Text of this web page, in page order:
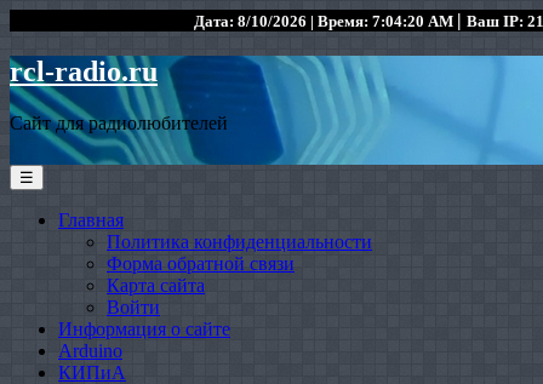
Дата: 8/10/2026 | Время: 7:04:20 AM | Ваш IP:
rcl-radio.ru
Сайт для радиолюбителей
☰
Главная
Политика конфиденциальности
Форма обратной связи
Карта сайта
Войти
Информация о сайте
Arduino
КИПиА